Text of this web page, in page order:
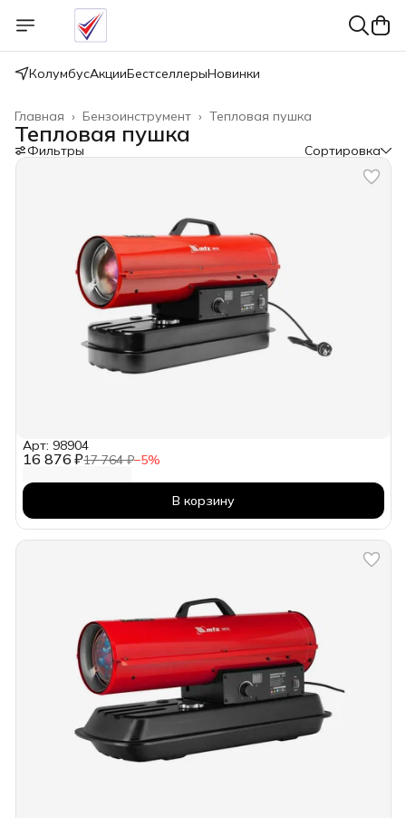
КолумбусАкцииБестселлерыНовинки
Тепловая пушка
Бензоинструмент ›
Главная ›
Тепловая пушка
Фильтры Сортировка
16 876 ₽17 764 ₽−5%
Арт: 98904
В корзину